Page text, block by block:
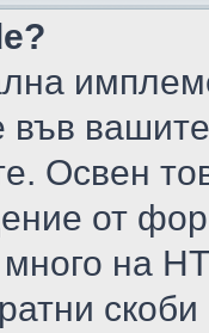
във
Освен
от
на